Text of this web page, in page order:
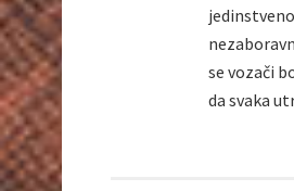
se vozači
da svaka